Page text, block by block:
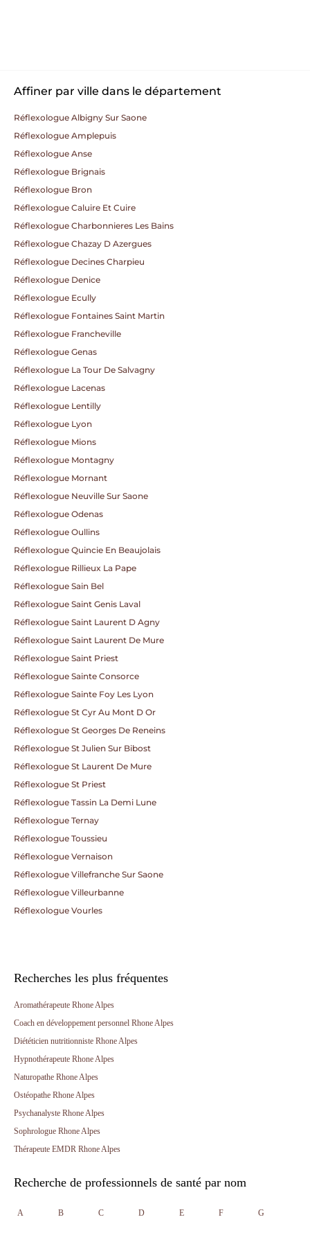
Affiner par ville dans le département
Réflexologue Albigny Sur Saone
Réflexologue Amplepuis
Réflexologue Anse
Réflexologue Brignais
Réflexologue Bron
Réflexologue Caluire Et Cuire
Réflexologue Charbonnieres Les Bains
Réflexologue Chazay D Azergues
Réflexologue Decines Charpieu
Réflexologue Denice
Réflexologue Ecully
Réflexologue Fontaines Saint Martin
Réflexologue Francheville
Réflexologue Genas
Réflexologue La Tour De Salvagny
Réflexologue Lacenas
Réflexologue Lentilly
Réflexologue Lyon
Réflexologue Mions
Réflexologue Montagny
Réflexologue Mornant
Réflexologue Neuville Sur Saone
Réflexologue Odenas
Réflexologue Oullins
Réflexologue Quincie En Beaujolais
Réflexologue Rillieux La Pape
Réflexologue Sain Bel
Réflexologue Saint Genis Laval
Réflexologue Saint Laurent D Agny
Réflexologue Saint Laurent De Mure
Réflexologue Saint Priest
Réflexologue Sainte Consorce
Réflexologue Sainte Foy Les Lyon
Réflexologue St Cyr Au Mont D Or
Réflexologue St Georges De Reneins
Réflexologue St Julien Sur Bibost
Réflexologue St Laurent De Mure
Réflexologue St Priest
Réflexologue Tassin La Demi Lune
Réflexologue Ternay
Réflexologue Toussieu
Réflexologue Vernaison
Réflexologue Villefranche Sur Saone
Réflexologue Villeurbanne
Réflexologue Vourles
Recherches les plus fréquentes
Aromathérapeute Rhone Alpes
Coach en développement personnel Rhone Alpes
Diététicien nutritionniste Rhone Alpes
Hypnothérapeute Rhone Alpes
Naturopathe Rhone Alpes
Ostéopathe Rhone Alpes
Psychanalyste Rhone Alpes
Sophrologue Rhone Alpes
Thérapeute EMDR Rhone Alpes
Recherche de professionnels de santé par nom
A B C D E F G